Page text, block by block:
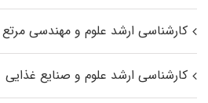
کارشناسی ارشد علوم و مهندسی مرتع
کارشناسی ارشد علوم و صنایع غذایی